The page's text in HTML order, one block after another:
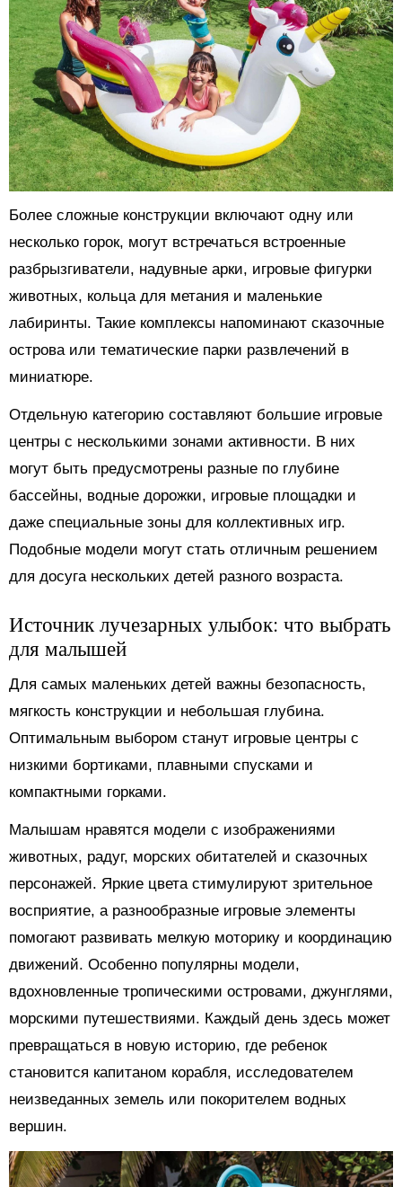
Более сложные конструкции включают одну или
несколько горок, могут встречаться встроенные
разбрызгиватели, надувные арки, игровые фигурки
животных, кольца для метания и маленькие
лабиринты. Такие комплексы напоминают сказочные
острова или тематические парки развлечений в
миниатюре.
Отдельную категорию составляют большие игровые
центры с несколькими зонами активности. В них
могут быть предусмотрены разные по глубине
бассейны, водные дорожки, игровые площадки и
даже специальные зоны для коллективных игр.
Подобные модели могут стать отличным решением
для досуга нескольких детей разного возраста.
Источник лучезарных улыбок: что выбрать
для малышей
Для самых маленьких детей важны безопасность,
мягкость конструкции и небольшая глубина.
Оптимальным выбором станут игровые центры с
низкими бортиками, плавными спусками и
компактными горками.
Малышам нравятся модели с изображениями
животных, радуг, морских обитателей и сказочных
персонажей. Яркие цвета стимулируют зрительное
восприятие, а разнообразные игровые элементы
помогают развивать мелкую моторику и координацию
движений. Особенно популярны модели,
вдохновленные тропическими островами, джунглями,
морскими путешествиями. Каждый день здесь может
превращаться в новую историю, где ребенок
становится капитаном корабля, исследователем
неизведанных земель или покорителем водных
вершин.